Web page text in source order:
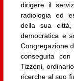
dirigere il
radiologia ed
della sua città,
democratica e
Congregazione
conseguita
Tizzoni,
ricerche al suo